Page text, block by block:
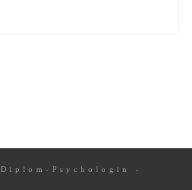
Diplom-Psychologin -